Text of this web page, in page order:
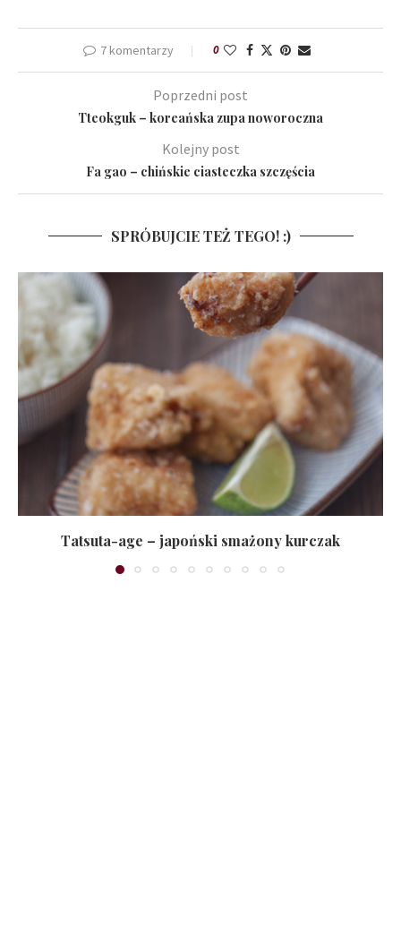
7 komentarzy 0
Poprzedni post
Tteokguk – koreańska zupa noworoczna
Kolejny post
Fa gao – chińskie ciasteczka szczęścia
SPRÓBUJCIE TEŻ TEGO! :)
Tatsuta-age – japoński smażony kurczak